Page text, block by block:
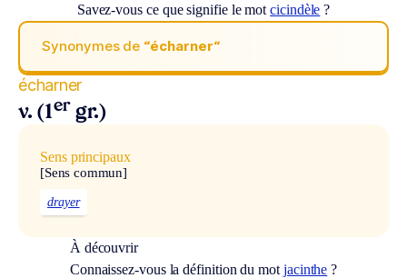
Savez-vous ce que signifie le motcicindèle ?
Synonymes de “écharner“
écharner
v. (1er gr.)
Sens principaux
[Sens commun]
drayer
À découvrir
Connaissez-vous la définition du mot jacinthe ?